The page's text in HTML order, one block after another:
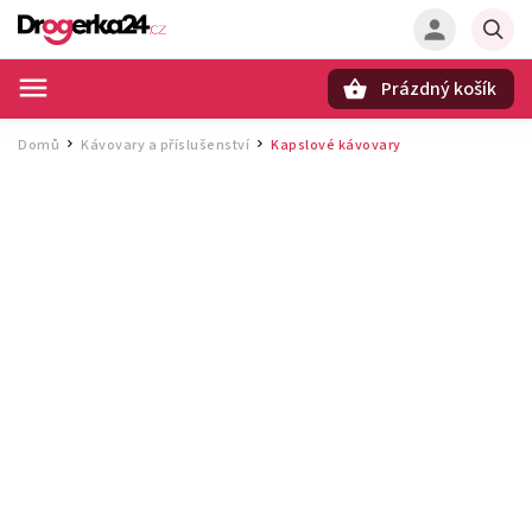
Prázdný košík
Domů / Kávovary a příslušenství / Kapslové kávovary